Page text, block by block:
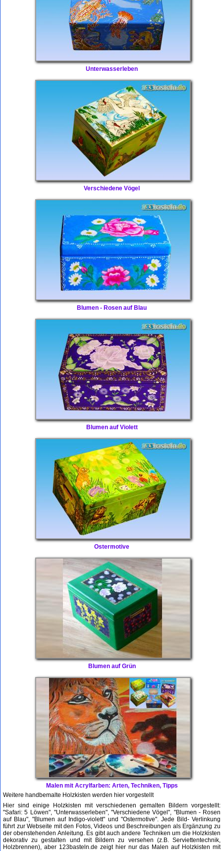
Unterwasserleben
Verschiedene Vögel
Blumen - Rosen auf Blau
Blumen auf Violett
Ostermotive
Blumen auf Grün
Malen mit Acrylfarben: Arten, Techniken, Tipps
Weitere handbemalte Holzkisten werden hier vorgestellt
Hier sind einige Holzkisten mit verschiedenen gemalten Bildern vorgestellt:
"Safari: 5 Löwen", "Unterwasserleben", "Verschiedene Vögel", "Blumen - Rosen
auf Blau", "Blumen auf Indigo-violett" und "Ostermotive". Jede Bild- Verlinkung
führt zur Webseite mit den Fotos, Videos und Beschreibungen als Ergänzung zu
der obenstehenden Anleitung. Es gibt auch andere Techniken um die Holzkisten
dekorativ zu gestalten und mit Bildern zu versehen (z.B. Serviettentechnik,
Holzbrennen), aber 123basteln.de zeigt hier nur das Malen auf Holzkisten mit